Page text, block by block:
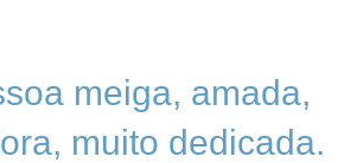
meiga, amada,
muito dedicada.